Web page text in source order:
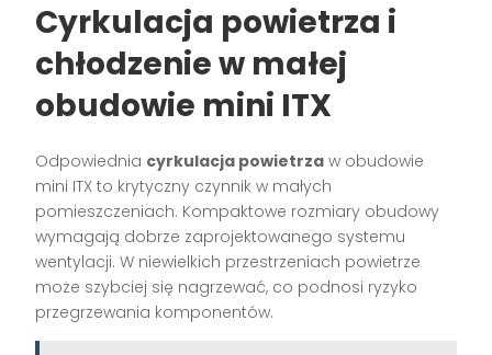
Cyrkulacja powietrza i
chłodzenie w małej
obudowie mini ITX
Odpowiednia cyrkulacja powietrza w obudowie
mini ITX to krytyczny czynnik w małych
pomieszczeniach. Kompaktowe rozmiary obudowy
wymagają dobrze zaprojektowanego systemu
wentylacji. W niewielkich przestrzeniach powietrze
może szybciej się nagrzewać, co podnosi ryzyko
przegrzewania komponentów.